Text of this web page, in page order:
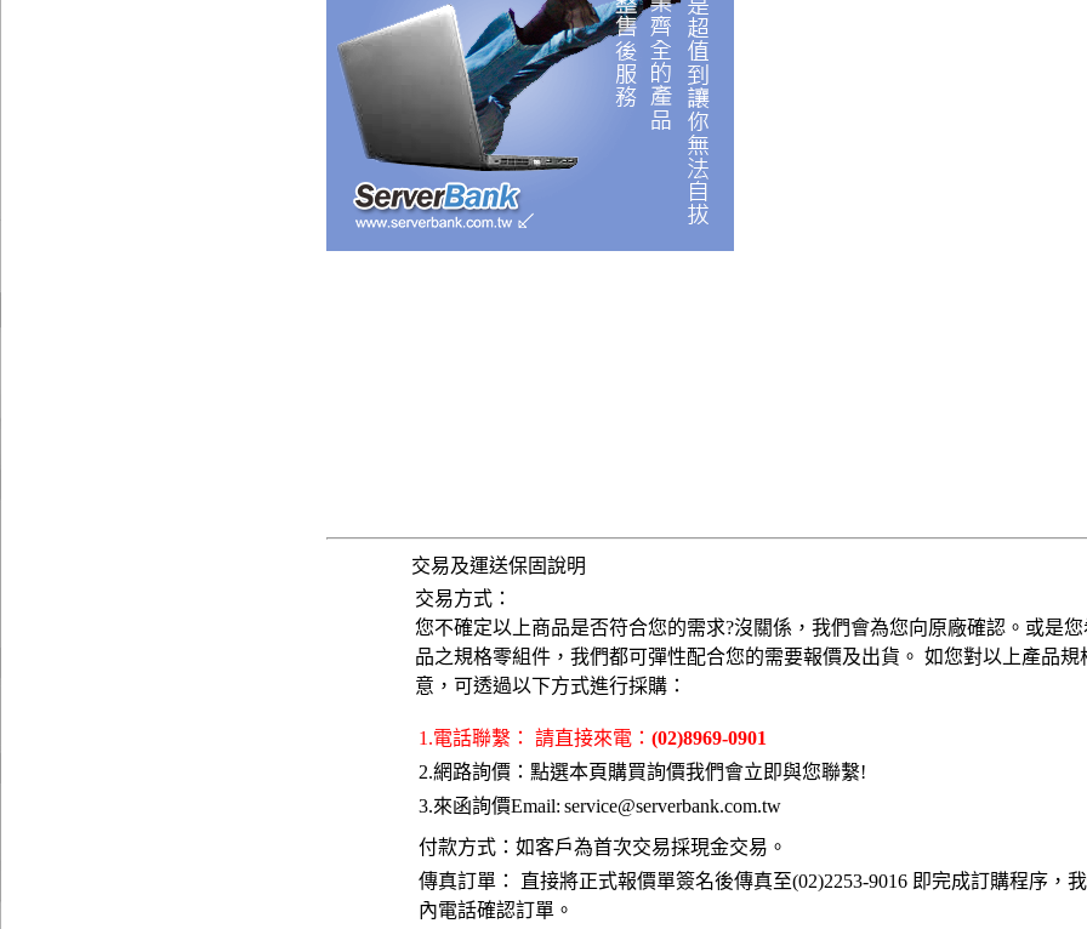
交易及運送保固說明
交易方式：
您不確定以上商品是否符合您的需求?沒關係，我們會為您向原廠確認。或是
品之規格零組件，我們都可彈性配合您的需要報價及出貨。 如您對以上產品規
意，可透過以下方式進行採購：
1.電話聯繫： 請直接來電： (02)8969-0901
2.網路詢價：點選本頁購買詢價我們會立即與您聯繫!
3.來函詢價Email: service@serverbank.com.tw
付款方式：如客戶為首次交易採現金交易。
傳真訂單： 直接將正式報價單簽名後傳真至(02)2253-9016 即完成訂購程序，
內電話確認訂單。